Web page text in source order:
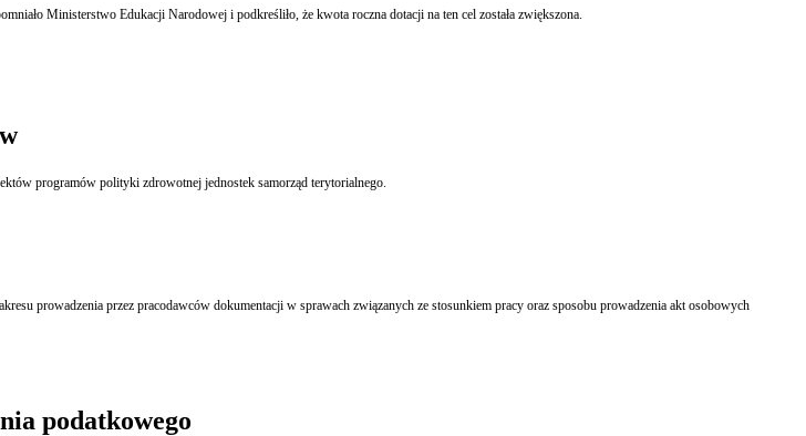
Ministerstwo Edukacji Narodowej i podkreśliło, że kwota roczna dotacji na ten cel została zwiększona.
programów polityki zdrowotnej jednostek samorząd terytorialnego.
prowadzenia przez pracodawców dokumentacji w sprawach związanych ze stosunkiem pracy oraz sposobu prowadzenia akt osobowych
podatkowego